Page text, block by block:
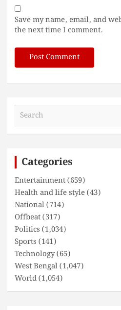
Save my name, email, and
the next time I comment.
Categories
Entertainment(659)
Health and life style(43)
National(714)
Offbeat(317)
Politics (1,034)
Sports (141)
Technology(65)
West Bengal(1,047)
World(1,054)